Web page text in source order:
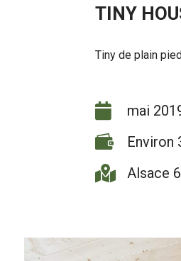
TINY
Tiny de plain
 mai
 Environ
 Alsace